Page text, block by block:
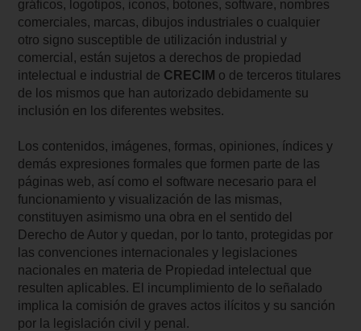
gráficos, logotipos, iconos, botones, software, nombres
comerciales, marcas, dibujos industriales o cualquier
otro signo susceptible de utilización industrial y
comercial, están sujetos a derechos de propiedad
intelectual e industrial de CRECIM o de terceros titulares
de los mismos que han autorizado debidamente su
inclusión en los diferentes websites.
Los contenidos, imágenes, formas, opiniones, índices y
demás expresiones formales que formen parte de las
páginas web, así como el software necesario para el
funcionamiento y visualización de las mismas,
constituyen asimismo una obra en el sentido del
Derecho de Autor y quedan, por lo tanto, protegidas por
las convenciones internacionales y legislaciones
nacionales en materia de Propiedad intelectual que
resulten aplicables. El incumplimiento de lo señalado
implica la comisión de graves actos ilícitos y su sanción
por la legislación civil y penal.